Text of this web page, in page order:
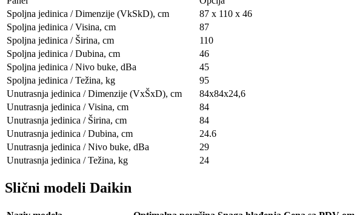
Spoljna jedinica / Dimenzije (VkSkD), сm
87 x 110 x 46
Spoljna jedinica / Visina, сm
87
Spoljna jedinica / Širina, сm
110
Spoljna jedinica / Dubina, сm
46
Spoljna jedinica / Nivo buke, dBa
45
Spoljna jedinica / Težina, kg
95
Unutrasnja jedinica / Dimenzije (VxŠxD), сm
84x84х24,6
Unutrasnja jedinica / Visina, сm
84
Unutrasnja jedinica / Širina, сm
84
Unutrasnja jedinica / Dubina, сm
24.6
Unutrasnja jedinica / Nivo buke, dBa
29
Unutrasnja jedinica / Težina, kg
24
Slični modeli Daikin